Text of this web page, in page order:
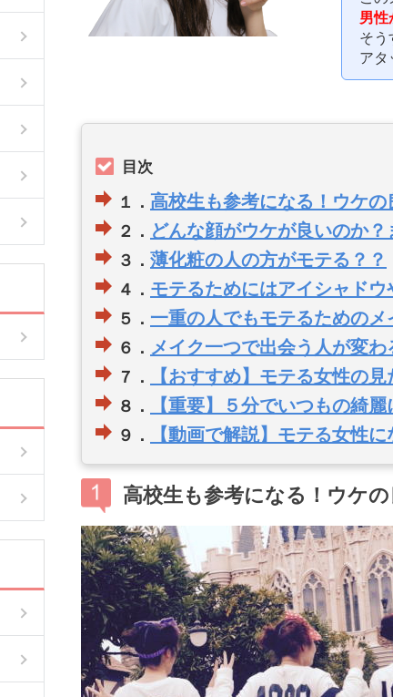
男性
そう
アタ
目次
１． 高校生も参考になる！ウケの
２． どんな顔がウケが良いのか？
３． 薄化粧の人の方がモテる？？
４． モテるためにはアイシャドウ
５． 一重の人でもモテるためのメ
６． メイク一つで出会う人が変わ
７． 【おすすめ】モテる女性の
８． 【重要】５分でいつもの綺
９． 【動画で解説】モテる女性
高校生も参考になる！ウケ